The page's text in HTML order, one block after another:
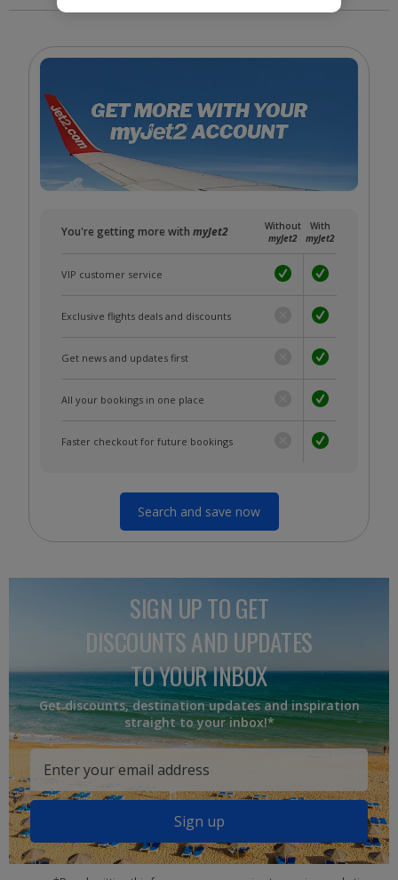
You're getting more with myJet2
Without
myJet2
With
myJet2
VIP customer service
Exclusive flights deals and discounts
Get news and updates first
All your bookings in one place
Faster checkout for future bookings
Search and save now
SIGN UP TO GET
DISCOUNTS AND UPDATES
TO YOUR INBOX
Get discounts, destination updates and inspiration
straight to your inbox!*
Sign up